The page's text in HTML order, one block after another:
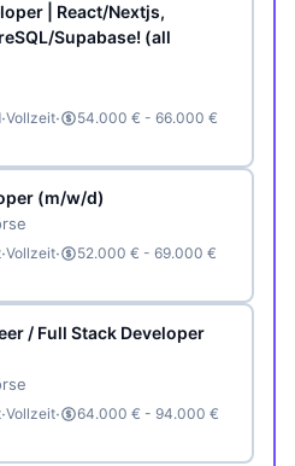
| React/Nextjs,
Supabase! (all
·Vollzeit·
54.000 € - 66.000 €
(m/w/d)
·Vollzeit·
52.000 € - 69.000 €
/ Full Stack Developer
·Vollzeit·
64.000 € - 94.000 €